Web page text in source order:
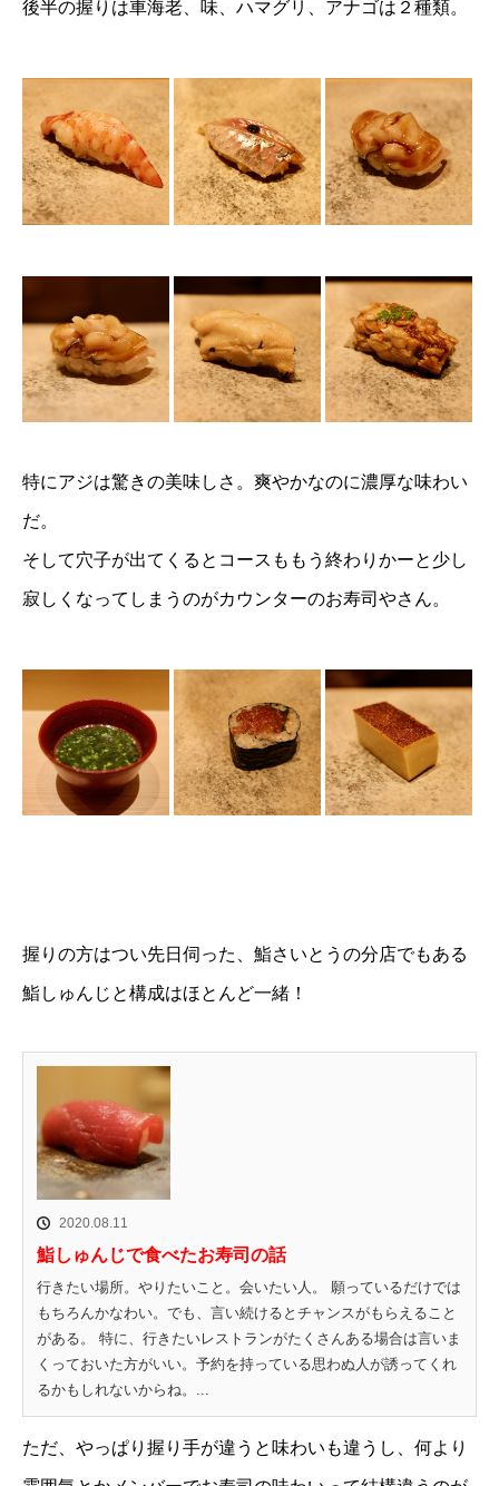
後半の握りは車海老、味、ハマグリ、アナゴは２種類。
特にアジは驚きの美味しさ。爽やかなのに濃厚な味わい
だ。
そして穴子が出てくるとコースももう終わりかーと少し
寂しくなってしまうのがカウンターのお寿司やさん。
握りの方はつい先日伺った、鮨さいとうの分店でもある
鮨しゅんじと構成はほとんど一緒！
2020.08.11
鮨しゅんじで食べたお寿司の話
行きたい場所。やりたいこと。会いたい人。 願っているだけでは
もちろんかなわい。でも、言い続けるとチャンスがもらえること
がある。 特に、行きたいレストランがたくさんある場合は言いま
くっておいた方がいい。予約を持っている思わぬ人が誘ってくれ
るかもしれないからね。...
ただ、やっぱり握り手が違うと味わいも違うし、何より